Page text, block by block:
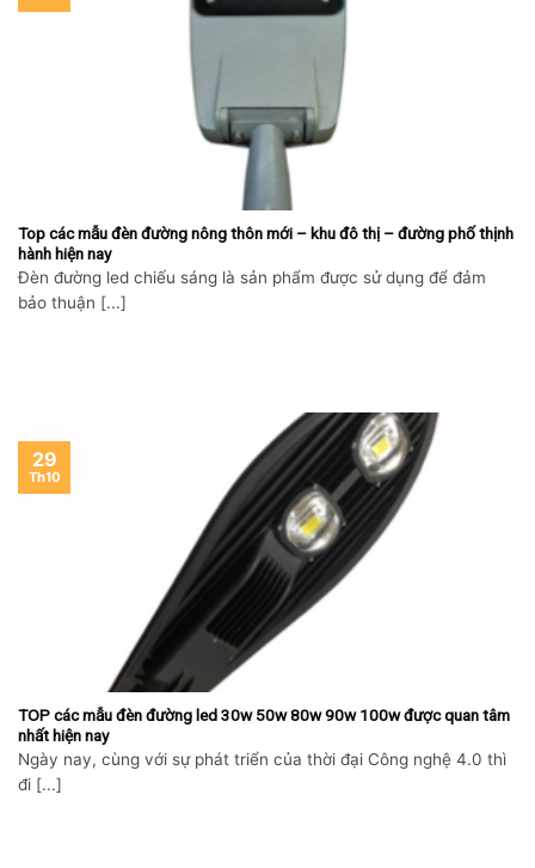
Top các mẫu đèn đường nông thôn mới – khu đô thị – đường phố thịnh
hành hiện nay
Đèn đường led chiếu sáng là sản phẩm được sử dụng để đảm
bảo thuận [...]
TOP các mẫu đèn đường led 30w 50w 80w 90w 100w được quan tâm
nhất hiện nay
Ngày nay, cùng với sự phát triển của thời đại Công nghệ 4.0 thì
đi [...]
29
Th10